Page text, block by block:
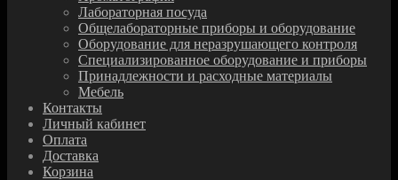
Лабораторная посуда
Общелабораторные приборы и оборудование
Оборудование для неразрушающего контроля
Специализированное оборудование и приборы
Принадлежности и расходные материалы
Мебель
Контакты
Личный кабинет
Оплата
Доставка
Корзина